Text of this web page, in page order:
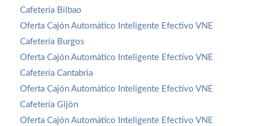
Cafetería Bilbao
Oferta Cajón Automático Inteligente Efectivo VNE
Cafetería Burgos
Oferta Cajón Automático Inteligente Efectivo VNE
Cafetería Cantabria
Oferta Cajón Automático Inteligente Efectivo VNE
Cafetería Gijón
Oferta Cajón Automático Inteligente Efectivo VNE